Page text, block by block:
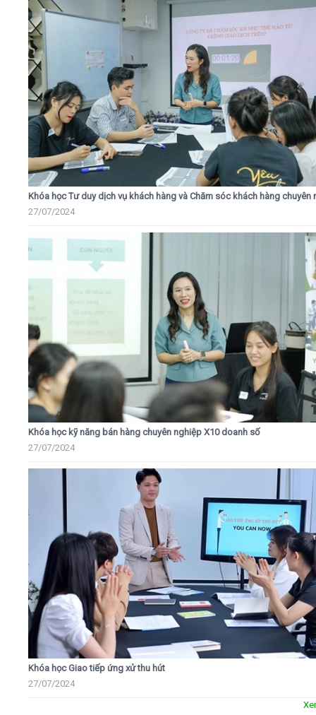
Khóa học Tư duy dịch vụ khách hàng và Chăm sóc khách hàng chuyên
27/07/2024
Khóa học kỹ năng bán hàng chuyên nghiệp X10 doanh số
27/07/2024
Khóa học Giao tiếp ứng xử thu hút
27/07/2024